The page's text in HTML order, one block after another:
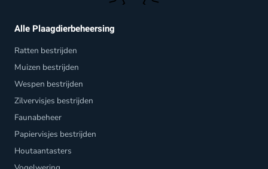
Alle Plaagdierbeheersing
Ratten bestrijden
Muizen bestrijden
Wespen bestrijden
Zilvervisjes bestrijden
Faunabeheer
Papiervisjes bestrijden
Houtaantasters